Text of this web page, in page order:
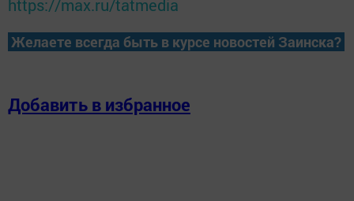
https://max.ru/tatmedia
Желаете всегда быть в курсе новостей Заинска?
Добавить в избранное